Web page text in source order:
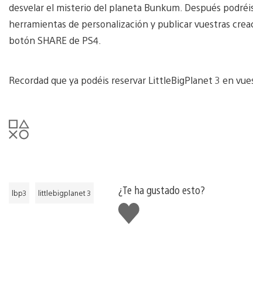
desvelar el misterio del planeta Bunkum. Después
herramientas de personalización y publicar vuestras
botón SHARE de PS4.
Recordad que ya podéis reservar LittleBigPlanet 3 en
lbp3 littlebigplanet 3
¿Te ha gustado esto?
Me
gusta